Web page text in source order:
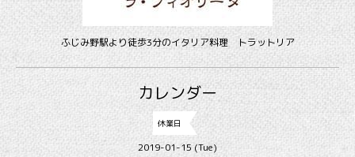
ふじみ野駅より徒歩3分のイタリア料理 トラットリア
カレンダー
休業日
2019-01-15 (Tue)